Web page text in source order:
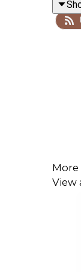
More
View